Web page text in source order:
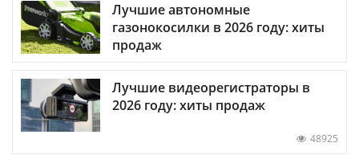
Лучшие автономные
газонокосилки в 2026 году: хиты
продаж
Лучшие видеорегистраторы в
2026 году: хиты продаж
48925